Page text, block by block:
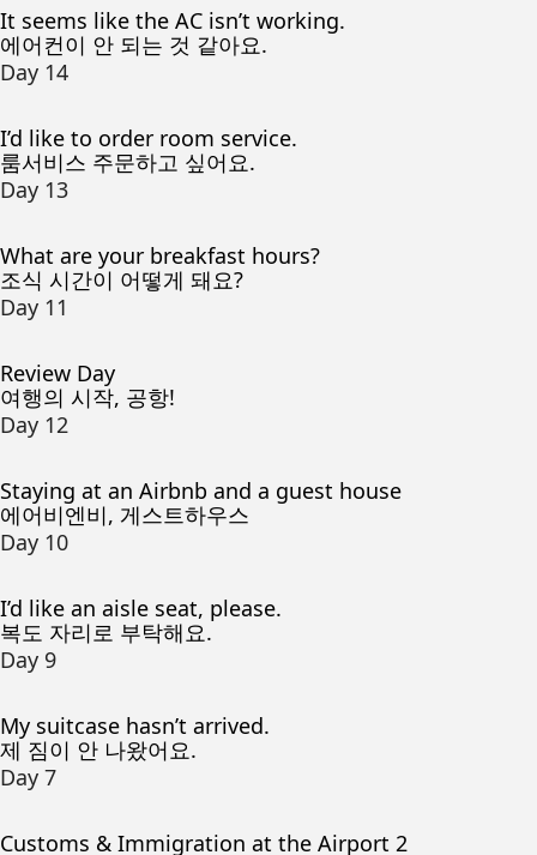
It seems like the AC isn’t working.
에어컨이 안 되는 것 같아요.
Day 14
I’d like to order room service.
룸서비스 주문하고 싶어요.
Day 13
What are your breakfast hours?
조식 시간이 어떻게 돼요?
Day 11
Review Day
여행의 시작, 공항!
Day 12
Staying at an Airbnb and a guest house
에어비엔비, 게스트하우스
Day 10
I’d like an aisle seat, please.
복도 자리로 부탁해요.
Day 9
My suitcase hasn’t arrived.
제 짐이 안 나왔어요.
Day 7
Customs & Immigration at the Airport 2